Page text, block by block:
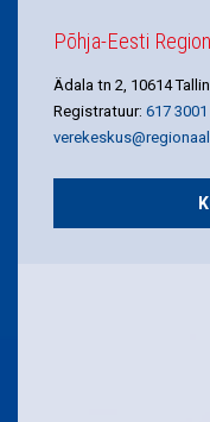
Põhja-Eesti
Ädala tn 2, 10614
Registratuur: 617 3001